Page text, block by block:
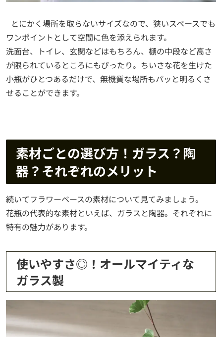
とにかく場所を取らないサイズなので、狭いスペースでも
ワンポイントとして空間に色を添えられます。
洗面台、トイレ、玄関などはもちろん、棚の中段など高さ
が限られているところにもぴったり。ちいさな花を生けた
小瓶がひとつあるだけで、無機質な場所もパッと明るくさ
せることができます。
素材ごとの選び方！ガラス？陶
器？それぞれのメリット
続いてフラワーベースの素材について見てみましょう。
花瓶の代表的な素材といえば、ガラスと陶器。それぞれに
特有の魅力があります。
使いやすさ◎！オールマイティな
ガラス製